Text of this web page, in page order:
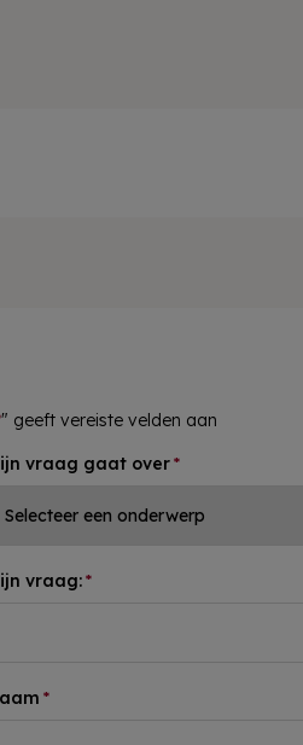
" geeft vereiste velden aan
vraag gaat over*
vraag:*
*